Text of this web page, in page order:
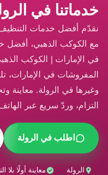
خدماتنا في
نقدّم أفضل خدمات التنظيف
مع الكوكب الذهبي، أفضل
في الإمارات | الكوكب
المفروشات في الإمارات،
وغيرها في الرولة. معاينة
التزام، وردّ سريع عبر
اطلب في الرولة
الرولة معاينة أولًا بلا